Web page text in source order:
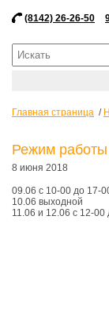
(8142) 26-26-50
Главная страница
Режим
8 июня 2018
09.06 с 10-00 до 17-
10.06 выходной
11.06 и 12.06 с 12-00